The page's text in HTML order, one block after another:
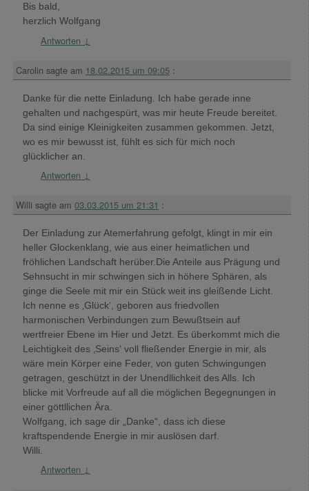
Bis bald,
herzlich Wolfgang
Antworten ↓
Carolin sagte am 18.02.2015 um 09:05 :
Danke für die nette Einladung. Ich habe gerade inne
gehalten und nachgespürt, was mir heute Freude bereitet.
Da sind einige Kleinigkeiten zusammen gekommen. Jetzt,
wo es mir bewusst ist, fühlt es sich für mich noch
glücklicher an.
Antworten ↓
Willi sagte am 03.03.2015 um 21:31 :
Der Einladung zur Atemerfahrung gefolgt, klingt in mir ein
heller Glockenklang, wie aus einer heimatlichen und
fröhlichen Landschaft herüber.Die Anteile aus Prägung und
Sehnsucht in mir schwingen sich in höhere Sphären, als
ginge die Seele mit mir ein Stück weit ins gleißende Licht.
Ich nenne es ‚Glück‘, geboren aus friedvollen
harmonischen Verbindungen zum Bewußtsein auf
wertfreier Ebene im Hier und Jetzt. Es überkommt mich die
Leichtigkeit des ‚Seins‘ voll fließender Energie in mir, als
wäre mein Körper eine Feder, von guten Schwingungen
getragen, geschützt in der Unendllichkeit des Alls. Ich
blicke mit Vorfreude auf all die möglichen Begegnungen in
einer göttllichen Ära.
Wolfgang, ich sage dir „Danke“, dass ich diese
kraftspendende Energie in mir auslösen darf.
Willi.
Antworten ↓